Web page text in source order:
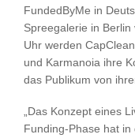
FundedByMe in
Spreegalerie in
Uhr werden
und Karmanoia ihre
das Publikum von
„Das Konzept eines
Funding-Phase hat